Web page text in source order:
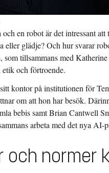
en robot är det intressant
glädje? Och hur svarar
som tillsammans med
och förtroende.
kontor på institutionen för
om att hon har besök.
bebis samt Brian Cantwell
arbeta med det nya
och normer